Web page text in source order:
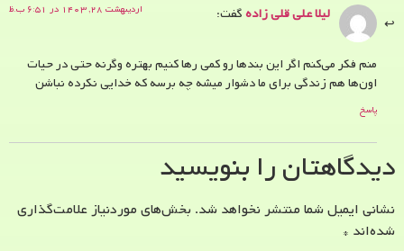
لیلا علی قلی زادهگفت: اردیبهشت ۲۸, ۱۴۰۳ در ۶:۵۱ ب.ظ
منم فکر می‌کنم اگر این بندها رو کمی رها کنیم بهتره وگرنه حتی در حیات
اون‌ها هم زندگی برای ما دشوار میشه چه برسه که خدایی نکرده نباشن
پاسخ
دیدگاهتان را بنویسید
نشانی ایمیل شما منتشر نخواهد شد. بخش‌های موردنیاز علامت‌گذاری
شده‌اند *